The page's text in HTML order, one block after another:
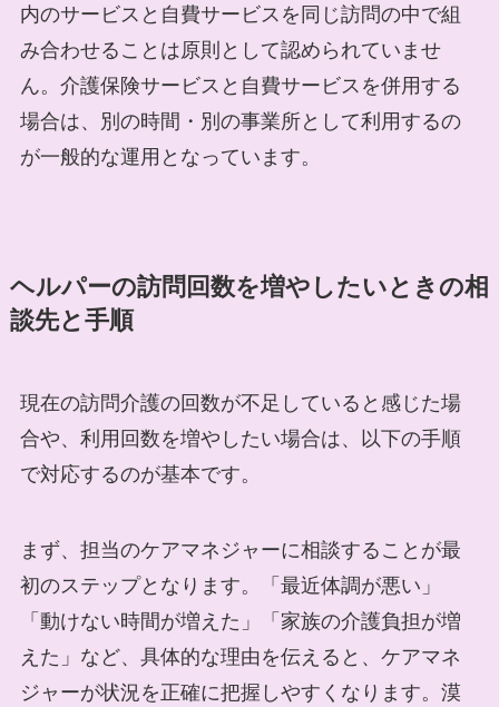
内のサービスと自費サービスを同じ訪問の中で組
み合わせることは原則として認められていませ
ん。介護保険サービスと自費サービスを併用する
場合は、別の時間・別の事業所として利用するの
が一般的な運用となっています。
ヘルパーの訪問回数を増やしたいときの相
談先と手順
現在の訪問介護の回数が不足していると感じた場
合や、利用回数を増やしたい場合は、以下の手順
で対応するのが基本です。
まず、担当のケアマネジャーに相談することが最
初のステップとなります。「最近体調が悪い」
「動けない時間が増えた」「家族の介護負担が増
えた」など、具体的な理由を伝えると、ケアマネ
ジャーが状況を正確に把握しやすくなります。漠